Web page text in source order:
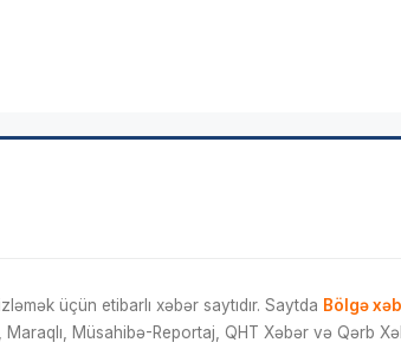
üçün etibarlı xəbər saytıdır. Saytda Bölgə
Müsahibə-Reportaj, QHT Xəbər və Qərb